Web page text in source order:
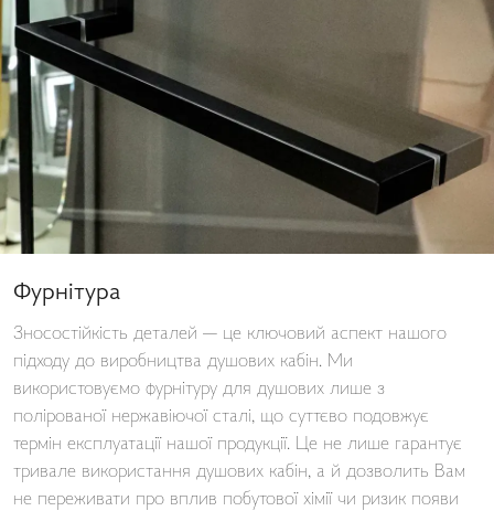
Фурнітура
Зносостійкість деталей — це ключовий аспект нашого
підходу до виробництва душових кабін. Ми
використовуємо фурнітуру для душових лише з
полірованої нержавіючої сталі, що суттєво подовжує
термін експлуатації нашої продукції. Це не лише гарантує
тривале використання душових кабін, а й дозволить Вам
не переживати про вплив побутової хімії чи ризик появи